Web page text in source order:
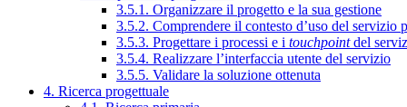
3.5.1. Organizzare il progetto e la sua gestione
3.5.2. Comprendere il contesto d’uso del servizio
3.5.3. Progettare i processi e i touchpointdel
3.5.4. Realizzare l’interfaccia utente del servizio
3.5.5. Validare la soluzione ottenuta
4. Ricerca progettuale